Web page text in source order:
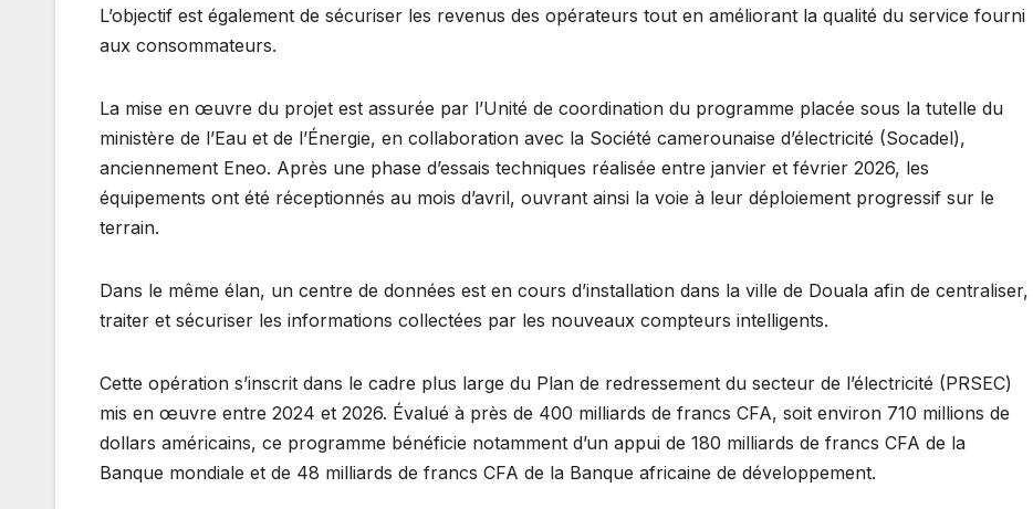
L’objectif est également de sécuriser les revenus des opérateurs tout en améliorant la qualité du service fourni
aux consommateurs.
La mise en œuvre du projet est assurée par l’Unité de coordination du programme placée sous la tutelle du
ministère de l’Eau et de l’Énergie, en collaboration avec la Société camerounaise d’électricité (Socadel),
anciennement Eneo. Après une phase d’essais techniques réalisée entre janvier et février 2026, les
équipements ont été réceptionnés au mois d’avril, ouvrant ainsi la voie à leur déploiement progressif sur le
terrain.
Dans le même élan, un centre de données est en cours d’installation dans la ville de Douala afin de centraliser,
traiter et sécuriser les informations collectées par les nouveaux compteurs intelligents.
Cette opération s’inscrit dans le cadre plus large du Plan de redressement du secteur de l’électricité (PRSEC)
mis en œuvre entre 2024 et 2026. Évalué à près de 400 milliards de francs CFA, soit environ 710 millions de
dollars américains, ce programme bénéficie notamment d’un appui de 180 milliards de francs CFA de la
Banque mondiale et de 48 milliards de francs CFA de la Banque africaine de développement.